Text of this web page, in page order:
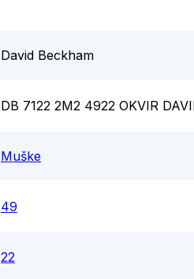
David Beckham
DB 7122 2M2 4922 OKVIR
Muške
49
22